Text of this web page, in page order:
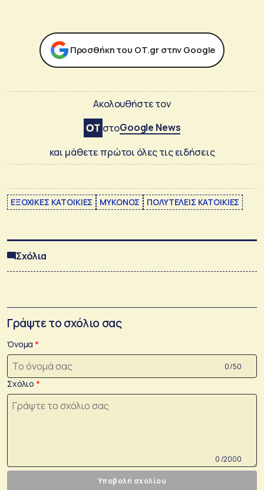
Προσθήκη του ΟΤ.gr στην Google
Ακολουθήστε τον
στοGoogle News
και μάθετε πρώτοι όλες τις ειδήσεις
ΕΞΟΧΙΚΕΣ ΚΑΤΟΙΚΙΕΣ ΜΥΚΟΝΟΣ ΠΟΛΥΤΕΛΕΙΣ ΚΑΤΟΙΚΙΕΣ
Σχόλια
Γράψτε το σχόλιο σας
Όνομα
0 /50
Σχόλιο
0 /2000
Υποβολή σχολίου